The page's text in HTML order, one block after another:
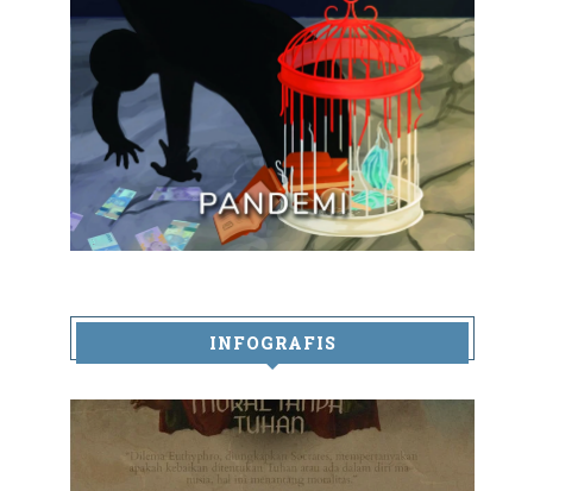
INFOGRAFIS